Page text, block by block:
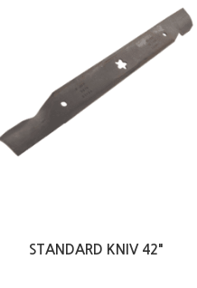
STANDARD KNIV 42"